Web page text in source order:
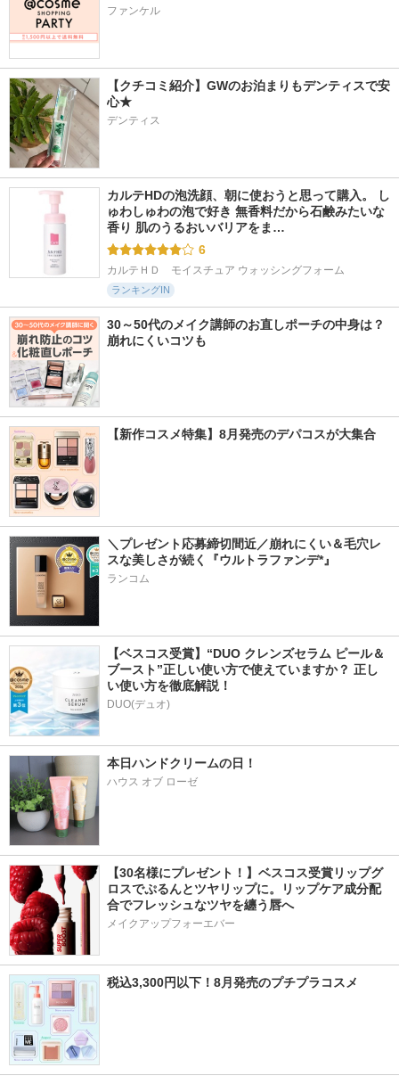
ファンケル
【クチコミ紹介】GWのお泊まりもデンティスで安
心★
デンティス
カルテHDの泡洗顔、朝に使おうと思って購入。 し
ゅわしゅわの泡で好き 無香料だから石鹸みたいな
香り 肌のうるおいバリアをま…
6
カルテＨＤ　モイスチュア ウォッシングフォーム
ランキングIN
30～50代のメイク講師のお直しポーチの中身は？
崩れにくいコツも
【新作コスメ特集】8月発売のデパコスが大集合
＼プレゼント応募締切間近／崩れにくい＆毛穴レ
スな美しさが続く『ウルトラファンデ*』
ランコム
【ベスコス受賞】“DUO クレンズセラム ピール＆
ブースト”正しい使い方で使えていますか？ 正し
い使い方を徹底解説！
DUO(デュオ)
本日ハンドクリームの日！
ハウス オブ ローゼ
【30名様にプレゼント！】ベスコス受賞リップグ
ロスでぷるんとツヤリップに。リップケア成分配
合でフレッシュなツヤを纏う唇へ
メイクアップフォーエバー
税込3,300円以下！8月発売のプチプラコスメ